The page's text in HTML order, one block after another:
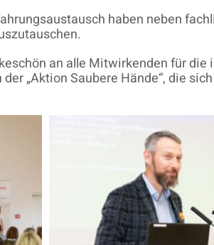
haben neben
an alle Mitwirkenden für
„Aktion Saubere Hände“, die